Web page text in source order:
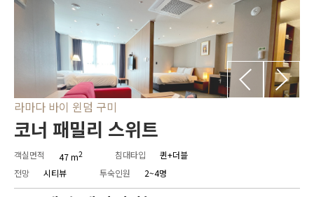
라마다 바이 윈덤 구미
코너 패밀리 스위트
객실면적 47 m2 침대타입
퀸+더블
전망
시티뷰 투숙인원 2~4명